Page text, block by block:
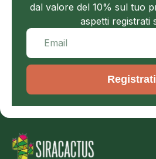
dal valore del 10% sul tuo
aspetti registrati
Registrati